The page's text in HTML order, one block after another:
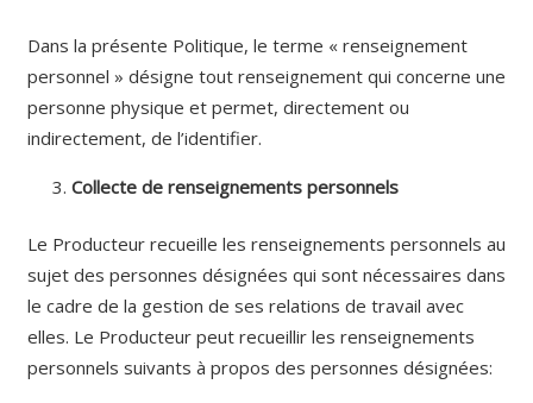
Dans la présente Politique, le terme « renseignement
personnel » désigne tout renseignement qui concerne une
personne physique et permet, directement ou
indirectement, de l’identifier.
Collecte de renseignements personnels
Le Producteur recueille les renseignements personnels au
sujet des personnes désignées qui sont nécessaires dans
le cadre de la gestion de ses relations de travail avec
elles. Le Producteur peut recueillir les renseignements
personnels suivants à propos des personnes désignées: